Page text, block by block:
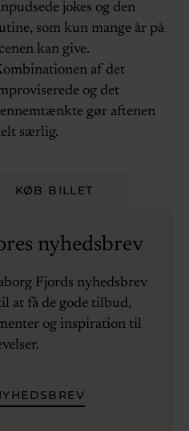
jokes og den
som kun mange år på
kan give.
af det
og det
gør aftenen
særlig.
KØB BILLET
nyhedsbrev
Fjords nyhedsbrev
at få de gode tilbud,
og inspiration til